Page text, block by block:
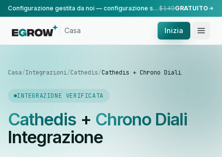
Configurazione gestita da noi — configurazione standard, eseguita dal nostro team.$149GRATUITO
Casa Inizia
Casa/Integrazioni/Cathedis/Cathedis + Chrono Diali
INTEGRAZIONE VERIFICATA
Cathedis+ Chrono Diali
Integrazione